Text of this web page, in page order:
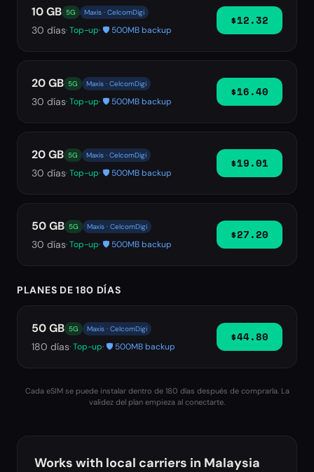
10 GB 5G Maxis · CelcomDigi
30 días· Top-up· 🛡️ 500MB backup
$12.32
20 GB 5G Maxis · CelcomDigi
30 días· Top-up· 🛡️ 500MB backup
$16.40
20 GB 5G Maxis · CelcomDigi
30 días· Top-up· 🛡️ 500MB backup
$19.01
50 GB 5G Maxis · CelcomDigi
30 días· Top-up· 🛡️ 500MB backup
$27.20
PLANES DE 180 DÍAS
50 GB 5G Maxis · CelcomDigi
180 días· Top-up· 🛡️ 500MB backup
$44.80
Cada eSIM se puede instalar dentro de 180 días después de comprarla. La
validez del plan empieza al conectarte.
Works with local carriers in Malaysia